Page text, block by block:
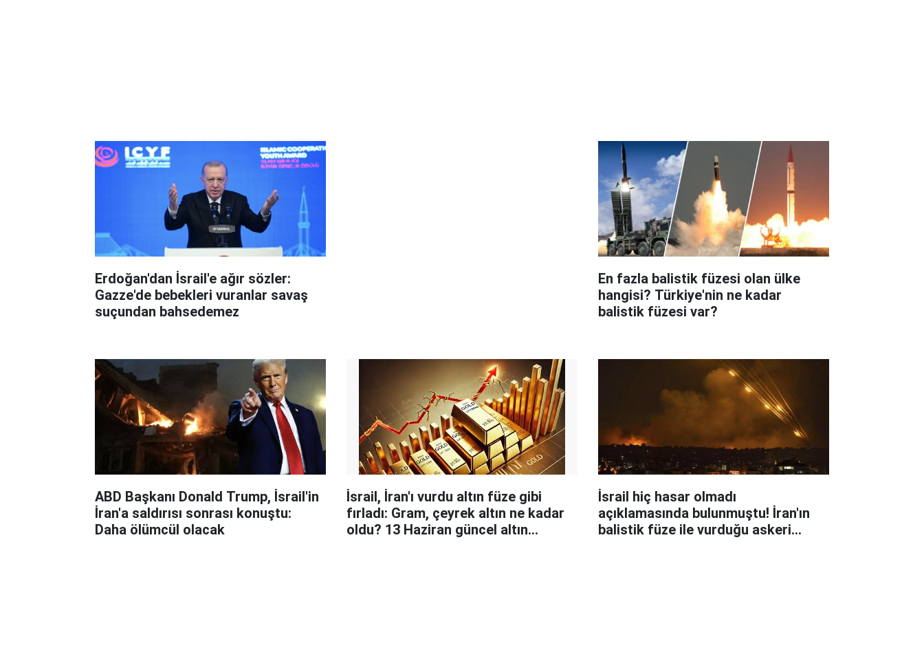
Erdoğan'dan İsrail'e ağır sözler:
Gazze'de bebekleri vuranlar savaş
suçundan bahsedemez
En fazla balistik füzesi olan ülke
hangisi? Türkiye'nin ne kadar
balistik füzesi var?
ABD Başkanı Donald Trump, İsrail'in
İran'a saldırısı sonrası konuştu:
Daha ölümcül olacak
İsrail, İran'ı vurdu altın füze gibi
fırladı: Gram, çeyrek altın ne kadar
oldu? 13 Haziran güncel altın
İsrail hiç hasar olmadı
açıklamasında bulunmuştu! İran'ın
balistik füze ile vurduğu askeri